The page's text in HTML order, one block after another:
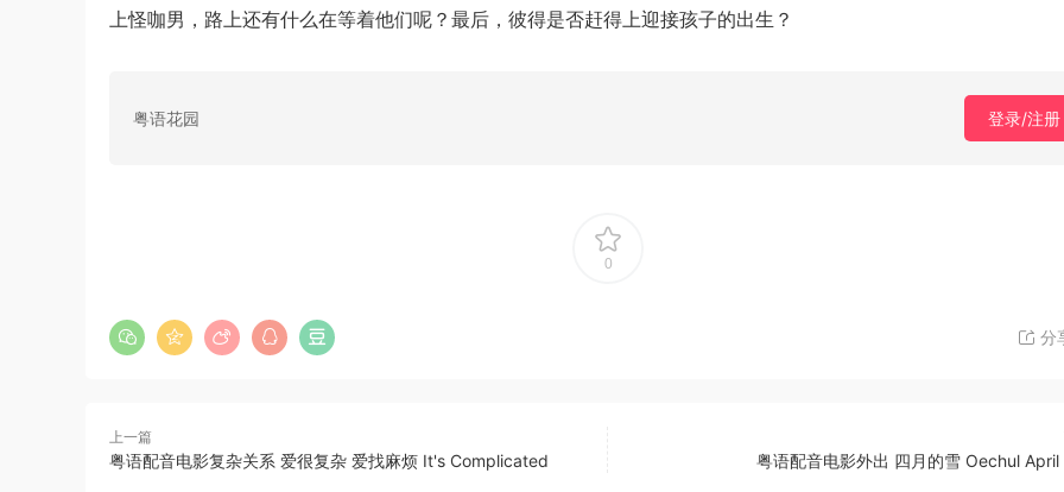
上怪咖男，路上还有什么在等着他们呢？最后，彼得是否赶得上迎接孩子的出生？
粤语花园 登录/注册
0
分
上一篇
粤语配音电影复杂关系 爱很复杂 爱找麻烦 It's Complicated 粤语配音电影外出 四月的雪 Oechul April